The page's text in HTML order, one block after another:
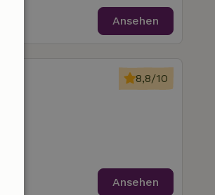
Ansehen
8,8/10
Ansehen